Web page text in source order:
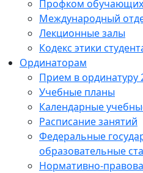
Профком
Международный
Лекционные залы
Кодекс этики
Ординаторам
Прием в ординатуру
Учебные планы
Календарные
Расписание занятий
Федеральные
образовательные
Нормативно-